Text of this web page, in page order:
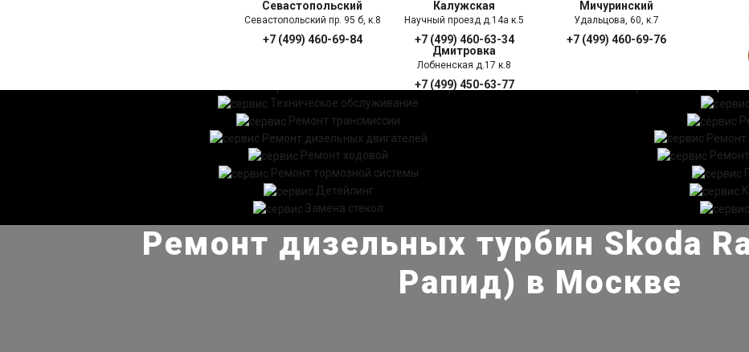
Севастопольский
Севастопольский пр. 95 б, к.8
+7 (499) 460-69-84
Калужская
Научный проезд д.14а к.5
+7 (499) 460-63-34
Мичуринский
Удальцова, 60, к.7
+7 (499) 460-69-76
Дмитровка
Лобненская д.17 к.8
+7 (499) 450-63-77ПРАЙС ЛИСТ
Техническое обслуживание
Ремонт трансмиссии
Ремонт дизельных двигателей
Ремонт
Ремонт ходовой
Ремонт тормозной системы
Детейлинг
Замена стекол
Ремонт дизельных турбин Skoda
Рапид) в Москве